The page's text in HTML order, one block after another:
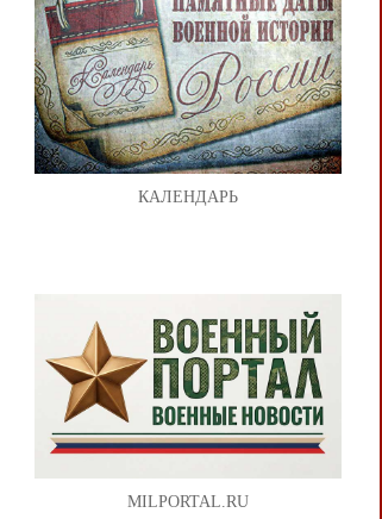
КАЛЕНДАРЬ
MILPORTAL.RU